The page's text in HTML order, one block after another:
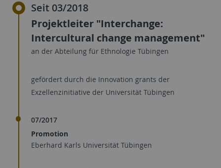
Seit 03/2018
Projektleiter "Interchange:
Intercultural change management"
an der Abteilung für Ethnologie Tübingen
gefördert durch die Innovation grants der
Exzellenzinitiative der Universität Tübingen
07/2017
Promotion
Eberhard Karls Universität Tübingen